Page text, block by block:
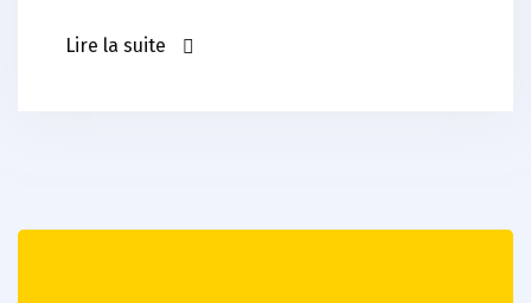
Lire la suite